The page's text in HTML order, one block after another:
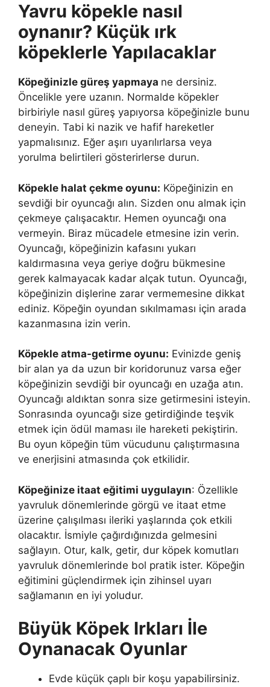
Yavru köpekle nasıl
oynanır? Küçük ırk
köpeklerle Yapılacaklar
Köpeğinizle güreş yapmaya ne dersiniz.
Öncelikle yere uzanın. Normalde köpekler
birbiriyle nasıl güreş yapıyorsa köpeğinizle bunu
deneyin. Tabi ki nazik ve hafif hareketler
yapmalısınız. Eğer aşırı uyarılırlarsa veya
yorulma belirtileri gösterirlerse durun.
Köpekle halat çekme oyunu: Köpeğinizin en
sevdiği bir oyuncağı alın. Sizden onu almak için
çekmeye çalışacaktır. Hemen oyuncağı ona
vermeyin. Biraz mücadele etmesine izin verin.
Oyuncağı, köpeğinizin kafasını yukarı
kaldırmasına veya geriye doğru bükmesine
gerek kalmayacak kadar alçak tutun. Oyuncağı,
köpeğinizin dişlerine zarar vermemesine dikkat
ediniz. Köpeğin oyundan sıkılmaması için arada
kazanmasına izin verin.
Köpekle atma-getirme oyunu: Evinizde geniş
bir alan ya da uzun bir koridorunuz varsa eğer
köpeğinizin sevdiği bir oyuncağı en uzağa atın.
Oyuncağı aldıktan sonra size getirmesini isteyin.
Sonrasında oyuncağı size getirdiğinde teşvik
etmek için ödül maması ile hareketi pekiştirin.
Bu oyun köpeğin tüm vücudunu çalıştırmasına
ve enerjisini atmasında çok etkilidir.
Köpeğinize itaat eğitimi uygulayın: Özellikle
yavruluk dönemlerinde görgü ve itaat etme
üzerine çalışılması ileriki yaşlarında çok etkili
olacaktır. İsmiyle çağırdığınızda gelmesini
sağlayın. Otur, kalk, getir, dur köpek komutları
yavruluk dönemlerinde bol pratik ister. Köpeğin
eğitimini güçlendirmek için zihinsel uyarı
sağlamanın en iyi yoludur.
Büyük Köpek Irkları İle
Oynanacak Oyunlar
Evde küçük çaplı bir koşu yapabilirsiniz.